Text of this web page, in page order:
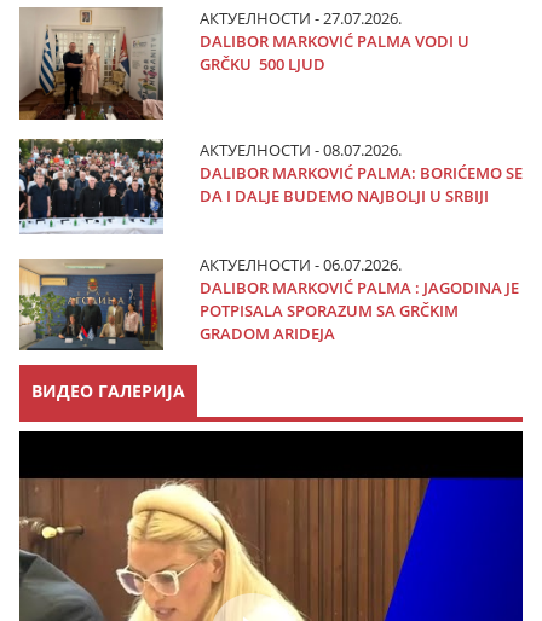
АКТУЕЛНОСТИ - 27.07.2026.
DALIBOR MARKOVIĆ PALMA VODI U
GRČKU 500 LJUD
АКТУЕЛНОСТИ - 08.07.2026.
DALIBOR MARKOVIĆ PALMA: BORIĆEMO SE
DA I DALJE BUDEMO NAJBOLJI U SRBIJI
АКТУЕЛНОСТИ - 06.07.2026.
DALIBOR MARKOVIĆ PALMA : JAGODINA JE
POTPISALA SPORAZUM SA GRČKIM
GRADOM ARIDEJA
ВИДЕО ГАЛЕРИЈА